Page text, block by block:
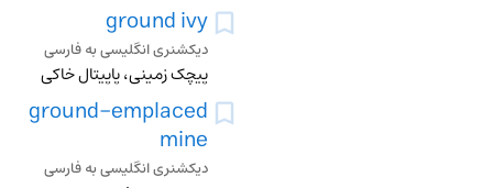
ground ivy
دیکشنری انگلیسی به فارسی
پیچک زمینی، پاپیتال خاکی
ground-emplaced
mine
دیکشنری انگلیسی به فارسی